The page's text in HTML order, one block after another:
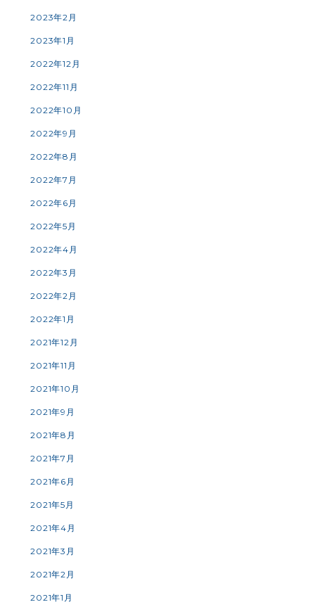
2023年2月
2023年1月
2022年12月
2022年11月
2022年10月
2022年9月
2022年8月
2022年7月
2022年6月
2022年5月
2022年4月
2022年3月
2022年2月
2022年1月
2021年12月
2021年11月
2021年10月
2021年9月
2021年8月
2021年7月
2021年6月
2021年5月
2021年4月
2021年3月
2021年2月
2021年1月